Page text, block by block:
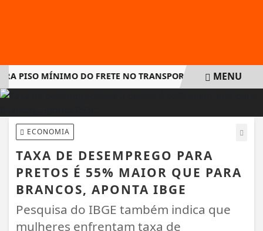
PISO MÍNIMO DO FRETE NO TRANSPORTE DE CARGAS E
MENU
ECONOMIA
TAXA DE DESEMPREGO PARA
PRETOS É 55% MAIOR QUE PARA
BRANCOS, APONTA IBGE
Pesquisa do IBGE também indica que
mulheres enfrentam taxa de